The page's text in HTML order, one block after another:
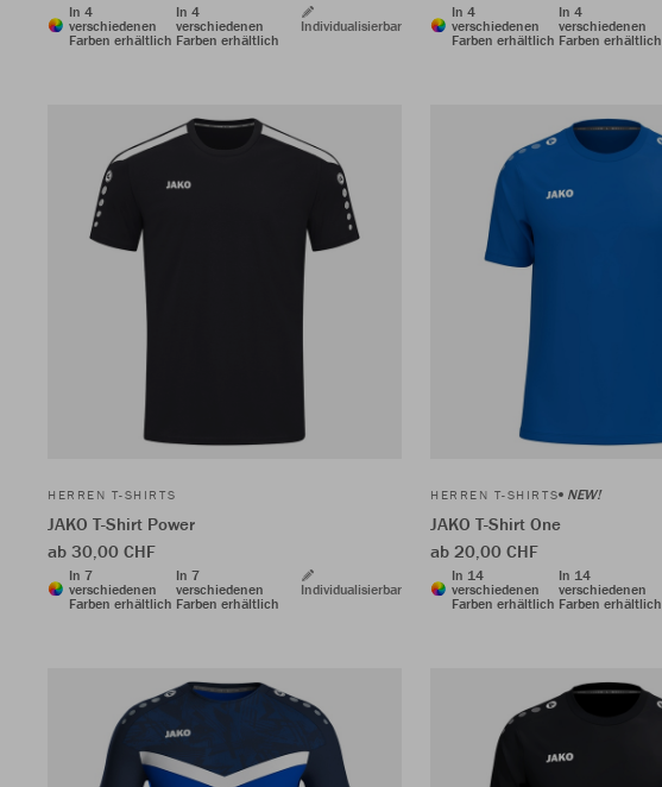
In 4
verschiedenen
Farben erhältlich
In 4
verschiedenen
Farben erhältlich
Individualisierbar
In 4
verschiedenen
Farben erhältlich
In 4
verschiedenen
Farben erhältlich
HERREN T-SHIRTS
JAKO T-Shirt Power
ab 30,00 CHF
In 7
verschiedenen
Farben erhältlich
In 7
verschiedenen
Farben erhältlich
Individualisierbar
HERREN T-SHIRTS NEW!
JAKO T-Shirt One
ab 20,00 CHF
In 14
verschiedenen
Farben erhältlich
In 14
verschiedenen
Farben erhältlich